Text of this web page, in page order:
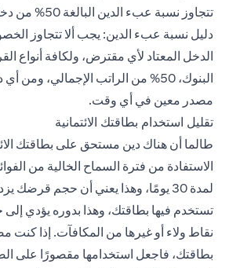
تتجاوز نسبة عبء الدين البالغة 50% من دخلك.
دليل نسبة عبء الدين: يجب ألا تتجاوز
الدخل المعتاد لأي مقترض، ولكافة أنواع
البنوك، 50% من الراتب الإجمالي،
مصدر معين في أي وقت.
تقليل استخدام بطاقتك الائتمانية
طالما أن هناك دين مستحق على بطاقتك
الاستفادة من فترة السماح الخالية من
لمدة 30 يومًا، وهذا يعني أن حجم قرضك
تستخدم فيها بطاقتك، وهذا بدوره يؤدي
نقاط ولاء أو غيرها من المكافآت. إذا كنت
بطاقتك، فاجعل استخدامها مقصورًا على